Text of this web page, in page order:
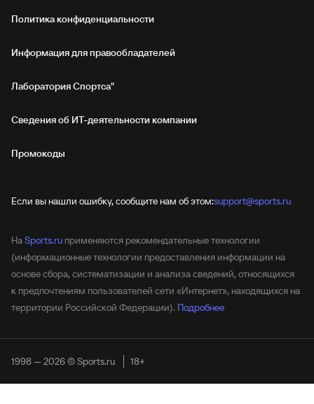
Политика конфиденциальности
Информация для правообладателей
Лаборатория Спортса"
Сведения об ИТ‑деятельности компании
Промокоды
Если вы нашли ошибку, сообщите нам об этом:support@sports.ru
НаSports.ru применяются рекомендательные технологии
(информационные технологии предоставления информации на
основе сбора, систематизации и анализа сведений, относящихся
к предпочтениям пользователей сети «Интернет», находящихся на
территории Российской Федерации). Подробнее
1998 — 2026 © Sports.ru 18+